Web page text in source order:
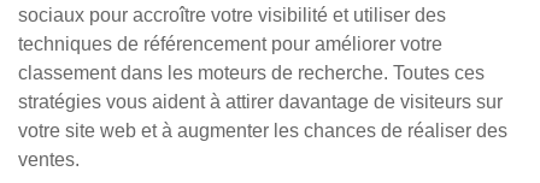
sociaux pour accroître votre visibilité et utiliser des
techniques de référencement pour améliorer votre
classement dans les moteurs de recherche. Toutes ces
stratégies vous aident à attirer davantage de visiteurs sur
votre site web et à augmenter les chances de réaliser des
ventes.